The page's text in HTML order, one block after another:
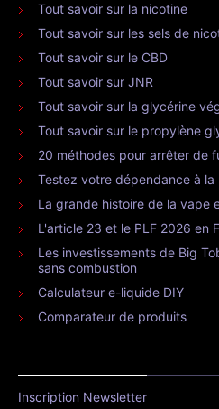
Tout savoir sur la nicotine
Tout savoir sur les sels de
Tout savoir sur le CBD
Tout savoir sur JNR
Tout savoir sur la glycérine
Tout savoir sur le propylène
20 méthodes pour arrêter de
Testez votre dépendance à la
La grande histoire de la vape
L'article 23 et le PLF 2026 en
Les investissements de Big
sans combustion
Calculateur e-liquide DIY
Comparateur de produits
Inscription Newsletter